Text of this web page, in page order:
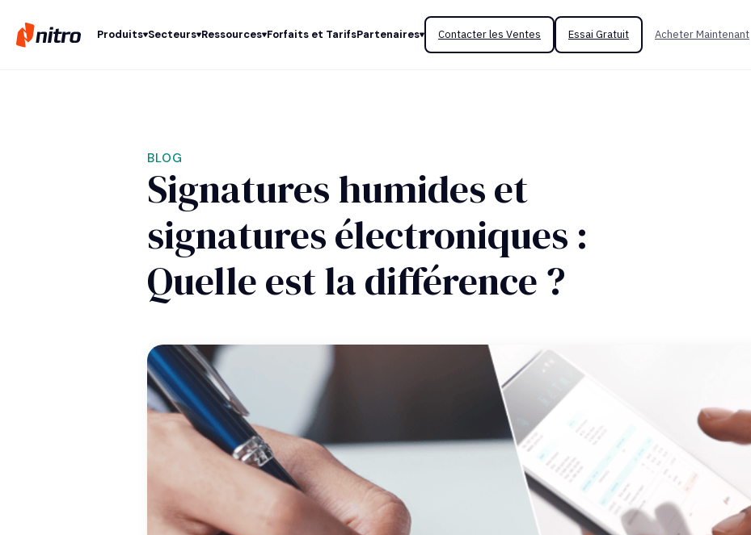
Produits Secteurs Ressources Forfaits et TarifsPartenaires Contacter les Ventes Essai Gratuit Acheter Maintenant
BLOG
Signatures humides et
signatures électroniques :
Quelle est la différence ?